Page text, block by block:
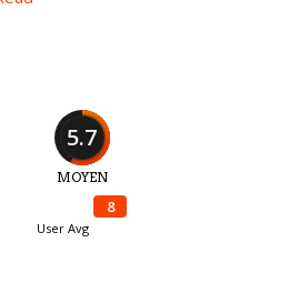
5.7
MOYEN
8
User Avg